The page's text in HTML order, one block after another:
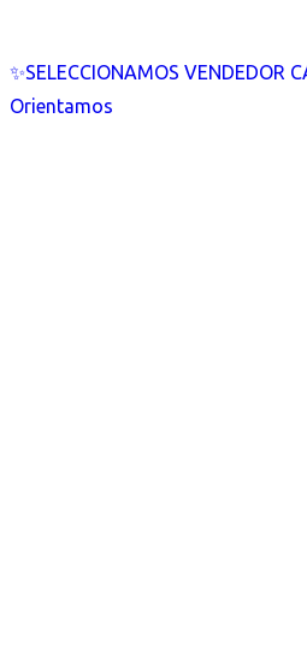
✨SELECCIONAMOS VENDEDOR
Orientamos